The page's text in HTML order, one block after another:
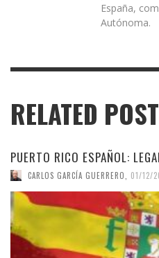
España,
Autónoma.
RELATED
PUERTO RICO ESPAÑOL:
CARLOS GARCÍA GUERRERO 01/12/